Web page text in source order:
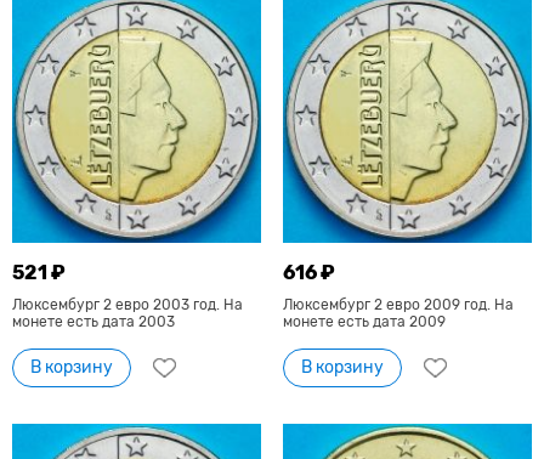
521 ₽
Люксембург 2 евро 2003 год. На
монете есть дата 2003
В корзину
616 ₽
Люксембург 2 евро 2009 год. На
монете есть дата 2009
В корзину